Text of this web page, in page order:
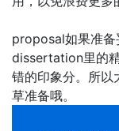
proposal如果准备
dissertation里的
错的印象分。所以
草准备哦。